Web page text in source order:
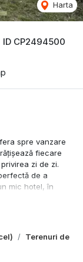
ID CP2494500
Harta
Terenuri de
spre vanzare
fiecare
zi de zi.
de a
mic hotel, în
iar viitorii
în funcție de